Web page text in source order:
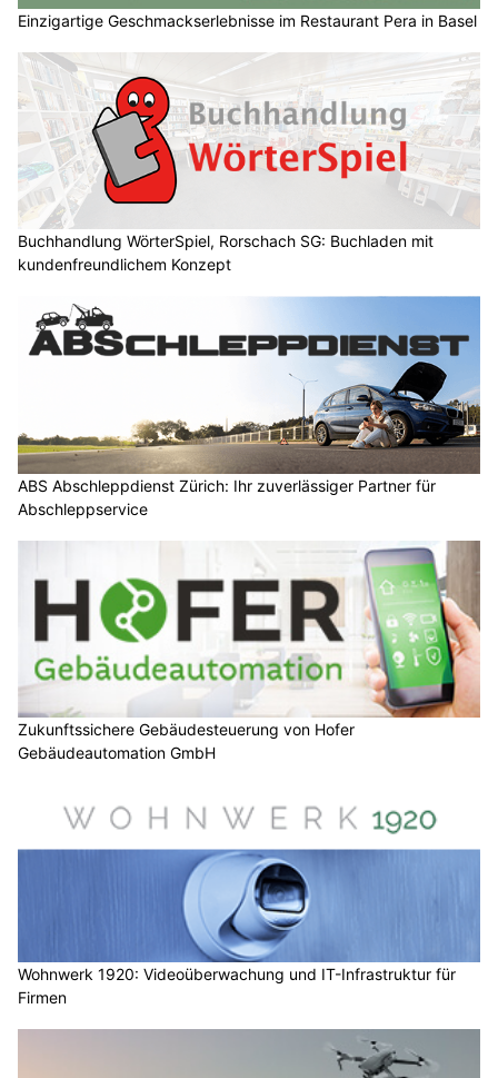
Einzigartige Geschmackserlebnisse im Restaurant Pera in Basel
Buchhandlung WörterSpiel, Rorschach SG: Buchladen mit
kundenfreundlichem Konzept
ABS Abschleppdienst Zürich: Ihr zuverlässiger Partner für
Abschleppservice
Zukunftssichere Gebäudesteuerung von Hofer
Gebäudeautomation GmbH
Wohnwerk 1920: Videoüberwachung und IT-Infrastruktur für
Firmen